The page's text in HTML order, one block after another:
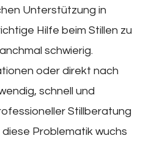
Unterstützung in
Hilfe beim Stillen zu
schwierig.
oder direkt nach
schnell und
Stillberatung
Problematik wuchs